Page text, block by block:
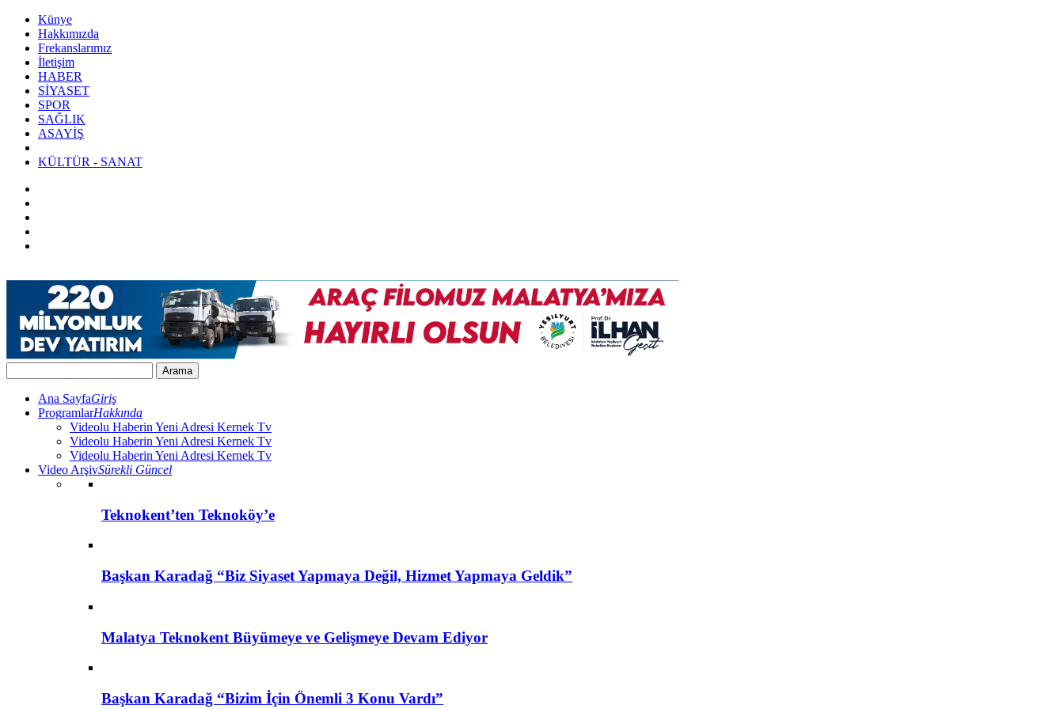
Künye
Hakkımızda
Frekanslarımız
İletişim
HABER
SİYASET
SPOR
SAĞLIK
ASAYİŞ
KÜLTÜR - SANAT
Ana SayfaGiriş
ProgramlarHakkında
Videolu Haberin Yeni Adresi Kernek Tv
Videolu Haberin Yeni Adresi Kernek Tv
Videolu Haberin Yeni Adresi Kernek Tv
Video ArşivSürekli Güncel
Teknokent’ten Teknoköy’e
Başkan Karadağ “Biz Siyaset Yapmaya Değil, Hizmet Yapmaya Geldik”
Malatya Teknokent Büyümeye ve Gelişmeye Devam Ediyor
Başkan Karadağ “Bizim İçin Önemli 3 Konu Vardı”